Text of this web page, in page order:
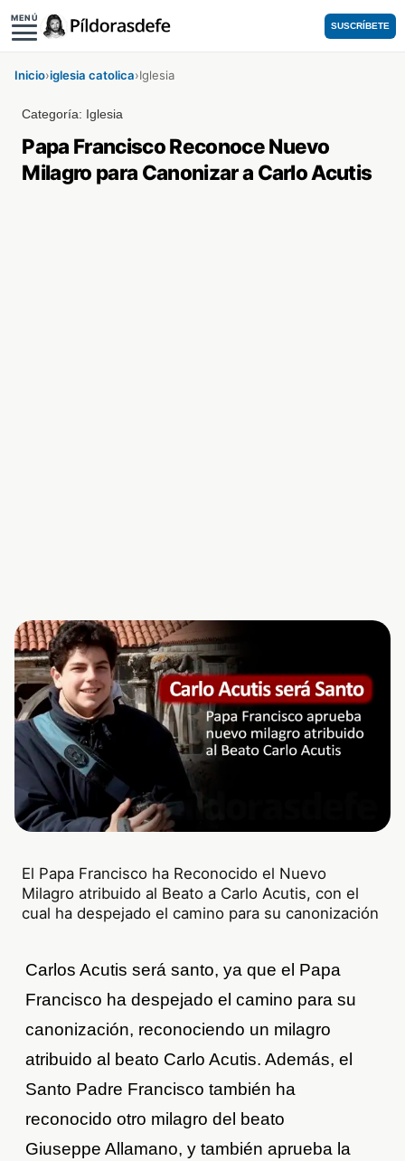
MENÚ
SUSCRÍBETE
Inicio›iglesia catolica›Iglesia
Categoría: Iglesia
Papa Francisco Reconoce Nuevo
Milagro para Canonizar a Carlo Acutis
El Papa Francisco ha Reconocido el Nuevo
Milagro atribuido al Beato a Carlo Acutis, con el
cual ha despejado el camino para su canonización
Carlos Acutis será santo, ya que el Papa
Francisco ha despejado el camino para su
canonización, reconociendo un milagro
atribuido al beato Carlo Acutis. Además, el
Santo Padre Francisco también ha
reconocido otro milagro del beato
Giuseppe Allamano, y también aprueba la